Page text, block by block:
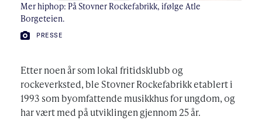
Mer hiphop: På Stovner Rockefabrikk, ifølge Atle
Borgeteien.
FOTO:
PRESSE
Etter noen år som lokal fritidsklubb og
rockeverksted, ble Stovner Rockefabrikk etablert i
1993 som byomfattende musikkhus for ungdom, og
har vært med på utviklingen gjennom 25 år.